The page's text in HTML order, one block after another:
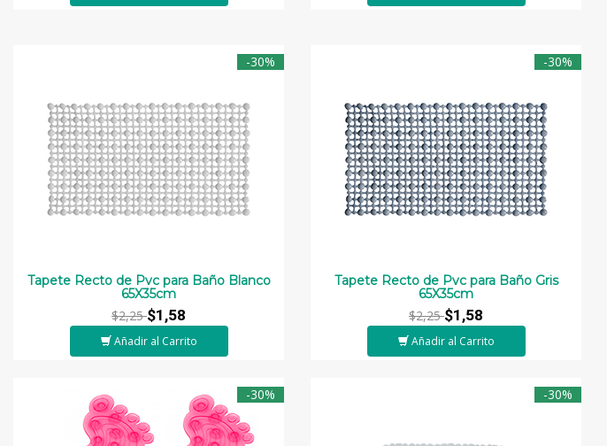
-30%
Tapete Recto de Pvc para Baño Blanco
65X35cm
$2,25$1,58
Añadir al Carrito
-30%
Tapete Recto de Pvc para Baño Gris
65X35cm
$2,25$1,58
Añadir al Carrito
-30% -30%